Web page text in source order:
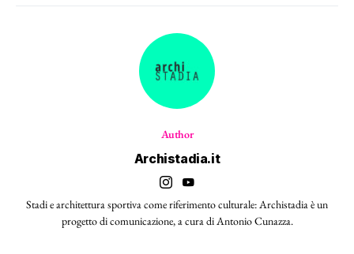
Author
Archistadia.it
Stadi e architettura sportiva come riferimento culturale: Archistadia è un
progetto di comunicazione, a cura di Antonio Cunazza.